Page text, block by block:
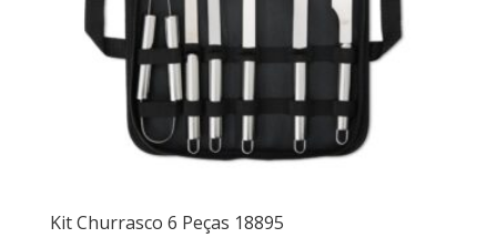
Kit Churrasco 6 Peças 18895